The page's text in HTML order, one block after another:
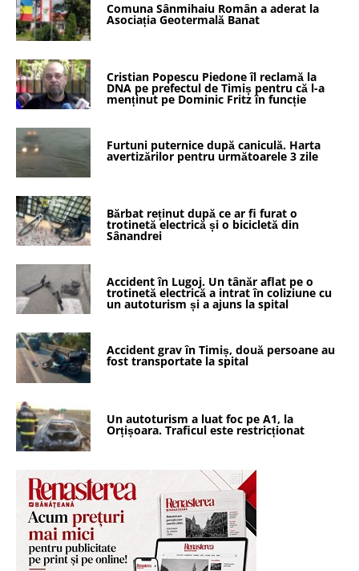
Comuna Sânmihaiu Român a aderat la
Asociația Geotermală Banat
Cristian Popescu Piedone îl reclamă la
DNA pe prefectul de Timiș pentru că l-a
menținut pe Dominic Fritz în funcție
Furtuni puternice după caniculă. Harta
avertizărilor pentru următoarele 3 zile
Bărbat reținut după ce ar fi furat o
trotinetă electrică și o bicicletă din
Sânandrei
Accident în Lugoj. Un tânăr aflat pe o
trotinetă electrică a intrat în coliziune cu
un autoturism și a ajuns la spital
Accident grav în Timiș, două persoane au
fost transportate la spital
Un autoturism a luat foc pe A1, la
Orțișoara. Traficul este restricționat